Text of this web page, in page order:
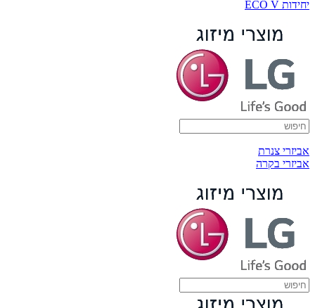
יחידות ECO V
אביזרי צנרת
אביזרי בקרה